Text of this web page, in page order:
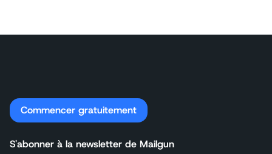
Commencer gratuitement
S'abonner à la newsletter de Mailgun